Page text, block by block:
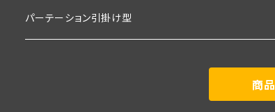
３段セット＋トップライト付き
３段タイプ 埋込照明付き棚板×３枚＋棚板
２段タイプ 埋込照明付き棚板×2枚＋棚板
Ｓシリーズ 30ｃｍ板・置くピカタイプ
2段用タイプ
Rシリーズ 【新規】30ｃｍ板・埋込タイプ
パーテーション引掛け型
展示会向け 2400ｍｍタイプ(照明付き棚板3枚付き)
商